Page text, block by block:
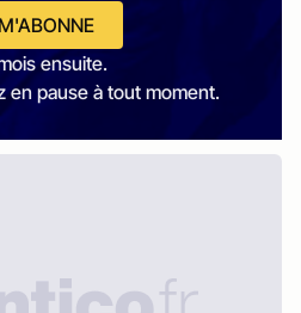
ensuite.
en pause à tout moment.